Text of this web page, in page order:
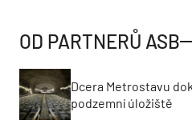
OD PARTNERŮ ASB
Dcera Metrostavu
podzemní úložiště